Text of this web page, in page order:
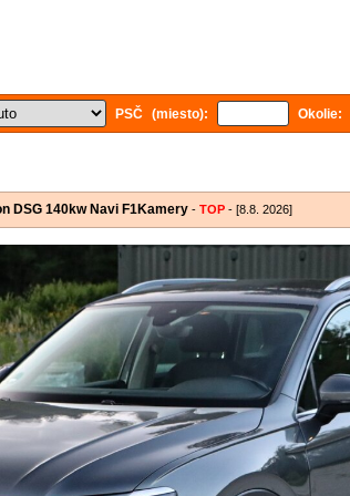
PSČ (miesto): Okolie:
DSG 140kw Navi F1Kamery - TOP - [8.8. 2026]